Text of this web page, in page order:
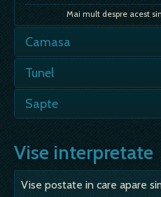
Mai mult despre acest
Camasa
boala, poate
odata scoasa
A…
Mai mult despre acest
Tunel
este intunecat,
care viseaza
tranzitie in timpul careia nu
Mai mult despre
Sapte
sacra in
o totalitate, o
vietii. Se
ceea ce o face diferita de
Vise interpretate
Vise postate in care apare